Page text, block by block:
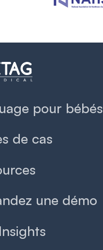
pour bébés
de cas
une démo